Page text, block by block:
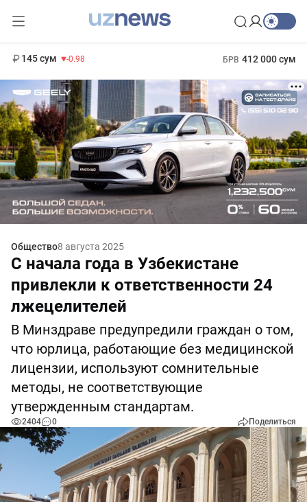
145 сум -0.98 БРВ 412 000 сум
Общество8 августа 2025
С начала года в Узбекистане
привлекли к ответственности 24
лжецелителей
В Минздраве предупредили граждан о том,
что юрлица, работающие без медицинской
лицензии, используют сомнительные
методы, не соответствующие
утвержденным стандартам.
2404 0 Поделиться